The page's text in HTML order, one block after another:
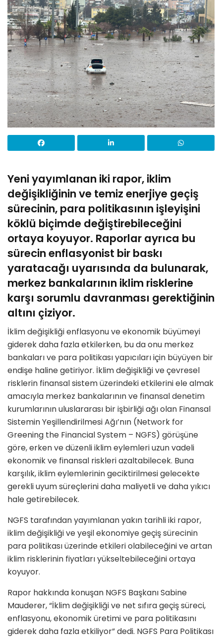
Yeni yayımlanan iki rapor, iklim
değişikliğinin ve temiz enerjiye geçiş
sürecinin, para politikasının işleyişini
köklü biçimde değiştirebileceğini
ortaya koyuyor. Raporlar ayrıca bu
sürecin enflasyonist bir baskı
yaratacağı uyarısında da bulunarak,
merkez bankalarının iklim risklerine
karşı sorumlu davranması gerektiğinin
altını çiziyor.
İklim değişikliği enflasyonu ve ekonomik büyümeyi
giderek daha fazla etkilerken, bu da onu merkez
bankaları ve para politikası yapıcıları için büyüyen bir
endişe haline getiriyor. İklim değişikliği ve çevresel
risklerin finansal sistem üzerindeki etkilerini ele almak
amacıyla merkez bankalarının ve finansal denetim
kurumlarının uluslararası bir işbirliği ağı olan Finansal
Sistemin Yeşillendirilmesi Ağı’nın (Network for
Greening the Financial System – NGFS) görüşüne
göre, erken ve düzenli iklim eylemleri uzun vadeli
ekonomik ve finansal riskleri azaltabilecek. Buna
karşılık, iklim eylemlerinin geciktirilmesi gelecekte
gerekli uyum süreçlerini daha maliyetli ve daha yıkıcı
hale getirebilecek.
NGFS tarafından yayımlanan yakın tarihli iki rapor,
iklim değişikliği ve yeşil ekonomiye geçiş sürecinin
para politikası üzerinde etkileri olabileceğini ve artan
iklim risklerinin fiyatları yükseltebileceğini ortaya
koyuyor.
Rapor hakkında konuşan NGFS Başkanı Sabine
Mauderer, “İklim değişikliği ve net sıfıra geçiş süreci,
enflasyonu, ekonomik üretimi ve para politikasını
giderek daha fazla etkiliyor” dedi. NGFS Para Politikası